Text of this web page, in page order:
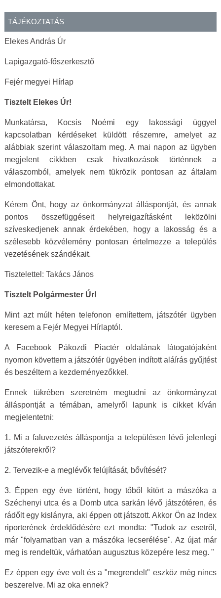
TÁJÉKOZTATÁS
Elekes András Úr
Lapigazgató-főszerkesztő
Fejér megyei Hírlap
Tisztelt Elekes Úr!
Munkatársa, Kocsis Noémi egy lakossági üggyel
kapcsolatban kérdéseket küldött részemre, amelyet az
alábbiak szerint válaszoltam meg. A mai napon az ügyben
megjelent cikkben csak hivatkozások történnek a
válaszomból, amelyek nem tükrözik pontosan az általam
elmondottakat.
Kérem Önt, hogy az önkormányzat álláspontját, és annak
pontos összefüggéseit helyreigazításként leközölni
szíveskedjenek annak érdekében, hogy a lakosság és a
szélesebb közvélemény pontosan értelmezze a település
vezetésének szándékait.
Tisztelettel: Takács János
Tisztelt Polgármester Úr!
Mint azt múlt héten telefonon említettem, játszótér ügyben
keresem a Fejér Megyei Hírlaptól.
A Facebook Pákozdi Piactér oldalának látogatójaként
nyomon követtem a játszótér ügyében indított aláírás gyűjtést
és beszéltem a kezdeményezőkkel.
Ennek tükrében szeretném megtudni az önkormányzat
álláspontját a témában, amelyről lapunk is cikket kíván
megjelentetni:
1. Mi a faluvezetés álláspontja a településen lévő jelenlegi
játszóterekről?
2. Tervezik-e a meglévők felújítását, bővítését?
3. Éppen egy éve történt, hogy tőből kitört a mászóka a
Széchenyi utca és a Domb utca sarkán lévő játszótéren, és
rádőlt egy kislányra, aki éppen ott játszott. Akkor Ön az Index
riporterének érdeklődésére ezt mondta: "Tudok az esetről,
már "folyamatban van a mászóka lecserélése". Az újat már
meg is rendeltük, várhatóan augusztus közepére lesz meg. "
Ez éppen egy éve volt és a "megrendelt" eszköz még nincs
beszerelve. Mi az oka ennek?